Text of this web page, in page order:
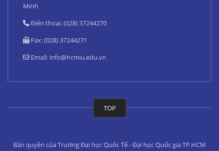
Minh
Điện thoại: (028) 37244270
Fax: (028) 37244271
Email: info@hcmiu.edu.vn
TOP
Bản quyền của Trường Đại học Quốc Tế - Đại học Quốc gia TP.HCM